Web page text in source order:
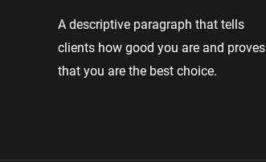
A descriptive paragraph that tells
clients how good you are and proves
that you are the best choice.